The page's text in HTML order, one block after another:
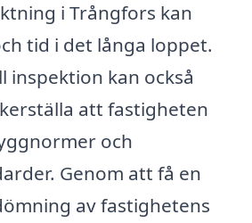
i Trångfors kan
tid i det långa loppet.
inspektion kan också
att fastigheten
och
Genom att få en
av fastighetens